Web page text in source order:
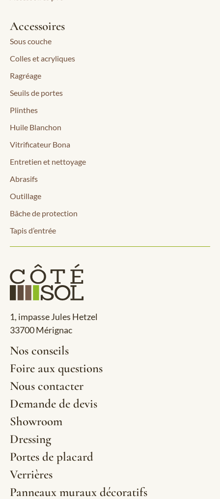
Accessoires
Sous couche
Colles et acryliques
Ragréage
Seuils de portes
Plinthes
Huile Blanchon
Vitrificateur Bona
Entretien et nettoyage
Abrasifs
Outillage
Bâche de protection
Tapis d’entrée
1, impasse Jules Hetzel
33700 Mérignac
Nos conseils
Foire aux questions
Nous contacter
Demande de devis
Showroom
Dressing
Portes de placard
Verrières
Panneaux muraux décoratifs